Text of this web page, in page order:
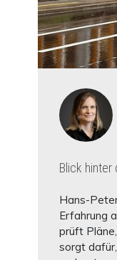
Blick hinter
Hans-
Erfahrung
prüft
sorgt